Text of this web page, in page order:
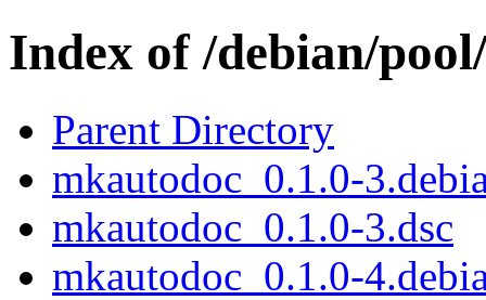
Index of /debian/
Parent Directory
mkautodoc_0.1.0-
mkautodoc_0.1.0-3.dsc
mkautodoc_0.1.0-